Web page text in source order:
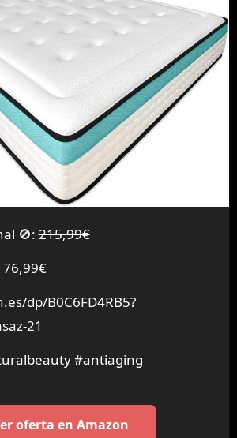
🚫:215,99€
dp/B0C6FD4RB5?
21
#antiaging
oferta en Amazon